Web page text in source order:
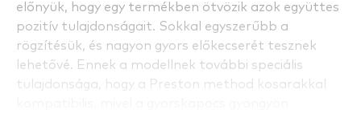
előnyük, hogy egy termékben ötvözik azok együttes
pozitív tulajdonságait. Sokkal egyszerűbb a
rögzítésük, és nagyon gyors előkecserét tesznek
lehetővé. Ennek a modellnek további speciális
tulajdonsága, hogy a Preston method kosarakkal